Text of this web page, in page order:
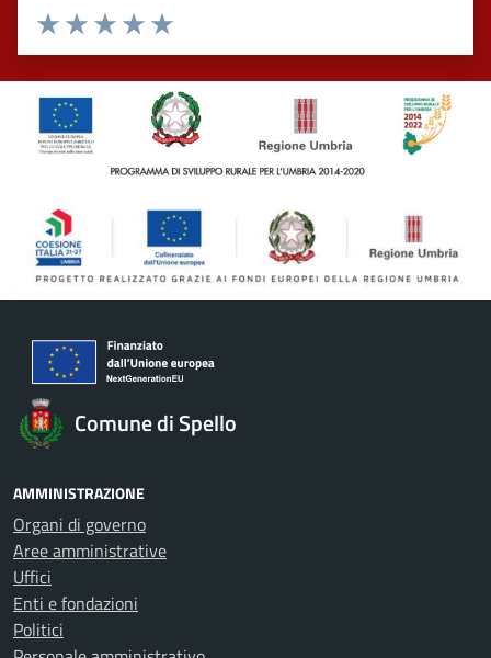
Valuta 5 stelle su 5
Valuta 4 stelle su 5
Valuta 3 stelle su 5
Valuta 2 stelle su 5
Valuta 1 stelle su 5
Comune di Spello
AMMINISTRAZIONE
Organi di governo
Aree amministrative
Uffici
Enti e fondazioni
Politici